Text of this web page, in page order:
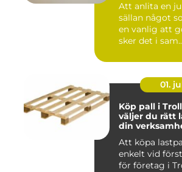
Att anlita en
sällan något
en vanlig att
sker det i
01.
Köp pall i
väljer du rätt
din
Att köpa
enkelt vid
för företag i